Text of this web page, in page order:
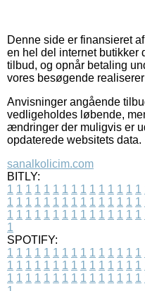
Denne side er finansieret
en hel del internet butikker
tilbud, og opnår betaling
vores besøgende
Anvisninger angående
vedligeholdes løbende,
ændringer der muligvis er
opdaterede websitets data.
sanalkolicim.com
BITLY:
1 1 1 1 1 1 1 1 1 1 1 1 1 1 1
1 1 1 1 1 1 1 1 1 1 1 1 1 1 1
1 1 1 1 1 1 1 1 1 1 1 1 1 1 1
1
SPOTIFY:
1 1 1 1 1 1 1 1 1 1 1 1 1 1 1
1 1 1 1 1 1 1 1 1 1 1 1 1 1 1
1 1 1 1 1 1 1 1 1 1 1 1 1 1 1